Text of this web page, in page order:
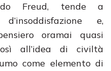
Freud, tende a
e,
oramai quasi
all’idea di civiltà
come elemento di